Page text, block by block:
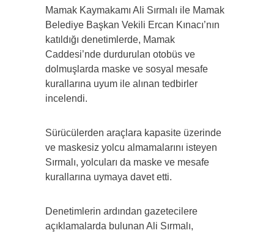
Mamak Kaymakamı Ali Sırmalı ile Mamak
Belediye Başkan Vekili Ercan Kınacı’nın
katıldığı denetimlerde, Mamak
Caddesi’nde durdurulan otobüs ve
dolmuşlarda maske ve sosyal mesafe
kurallarına uyum ile alınan tedbirler
incelendi.
Sürücülerden araçlara kapasite üzerinde
ve maskesiz yolcu almamalarını isteyen
Sırmalı, yolcuları da maske ve mesafe
kurallarına uymaya davet etti.
Denetimlerin ardından gazetecilere
açıklamalarda bulunan Ali Sırmalı,